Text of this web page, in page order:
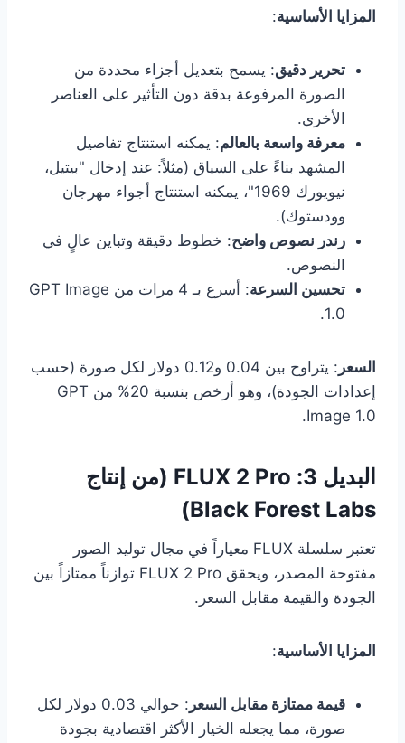
المزايا الأساسية:
تحرير دقيق: يسمح بتعديل أجزاء محددة من
الصورة المرفوعة بدقة دون التأثير على العناصر
الأخرى.
معرفة واسعة بالعالم: يمكنه استنتاج تفاصيل
المشهد بناءً على السياق (مثلاً: عند إدخال "بيتيل،
نيويورك 1969"، يمكنه استنتاج أجواء مهرجان
وودستوك).
رندر نصوص واضح: خطوط دقيقة وتباين عالٍ في
النصوص.
تحسين السرعة
: أسرع بـ 4 مرات من GPT Image
1.0.
السعر
: يتراوح بين 0.04 و0.12 دولار لكل صورة (حسب
إعدادات الجودة)، وهو أرخص بنسبة 20% من GPT
Image 1.0.
البديل 3: FLUX 2 Pro (من إنتاج
Black Forest Labs)
تعتبر سلسلة FLUX معياراً في مجال توليد الصور
مفتوحة المصدر، ويحقق FLUX 2 Pro توازناً ممتازاً بين
الجودة والقيمة مقابل السعر.
المزايا الأساسية:
قيمة ممتازة مقابل السعر
: حوالي 0.03 دولار لكل
صورة، مما يجعله الخيار الأكثر اقتصادية بجودة